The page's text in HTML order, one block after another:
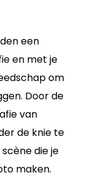
een
en met je
om
Door de
van
de knie te
die je
maken.